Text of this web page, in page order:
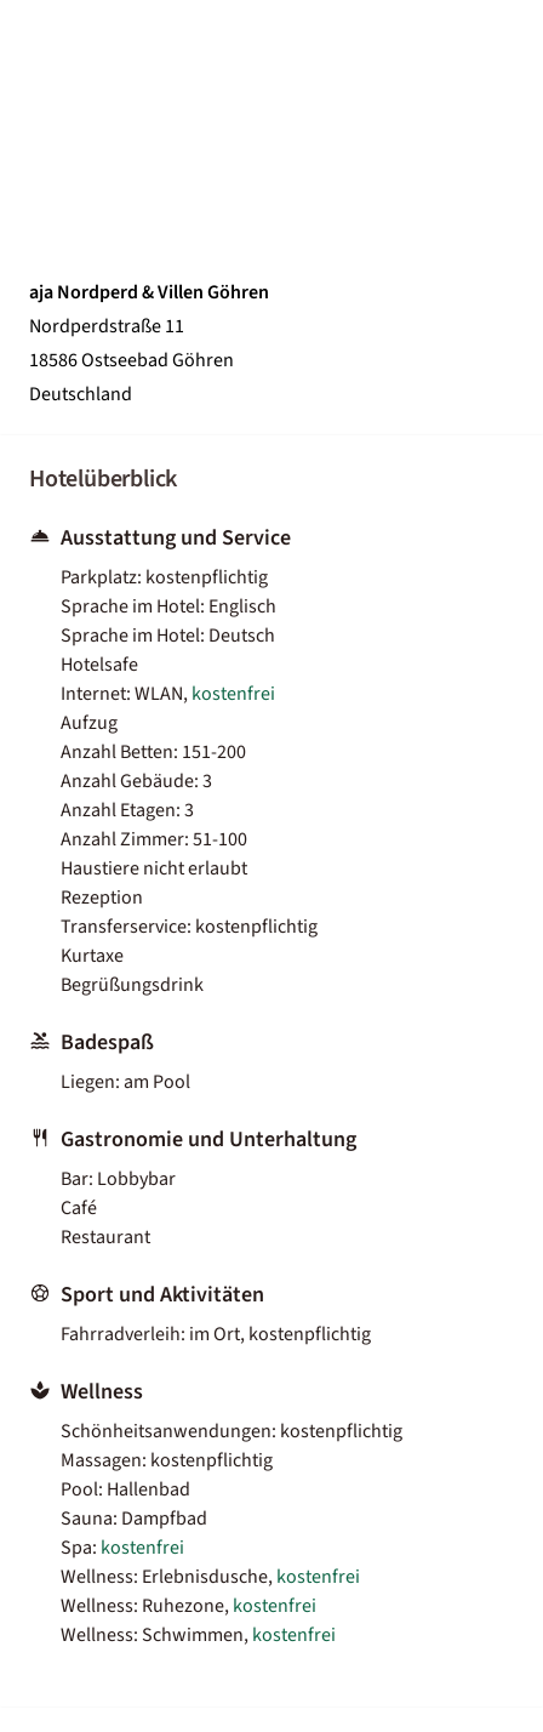
aja Nordperd & Villen Göhren
Nordperdstraße 11
18586 Ostseebad Göhren
Deutschland
Hotelüberblick
Ausstattung und Service
Parkplatz: kostenpflichtig
Sprache im Hotel: Englisch
Sprache im Hotel: Deutsch
Hotelsafe
Internet: WLAN,kostenfrei
Aufzug
Anzahl Betten: 151-200
Anzahl Gebäude: 3
Anzahl Etagen: 3
Anzahl Zimmer: 51-100
Haustiere nicht erlaubt
Rezeption
Transferservice: kostenpflichtig
Kurtaxe
Begrüßungsdrink
Badespaß
Liegen: am Pool
Gastronomie und Unterhaltung
Bar: Lobbybar
Café
Restaurant
Sport und Aktivitäten
Fahrradverleih: im Ort, kostenpflichtig
Wellness
Schönheitsanwendungen: kostenpflichtig
Massagen: kostenpflichtig
Pool: Hallenbad
Sauna: Dampfbad
Spa: kostenfrei
Wellness: Erlebnisdusche,kostenfrei
Wellness: Ruhezone,kostenfrei
Wellness: Schwimmen,kostenfrei